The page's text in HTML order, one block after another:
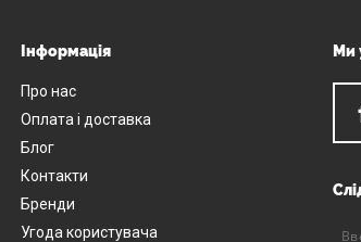
Інформація
Про нас
Оплата і доставка
Блог
Контакти
Бренди
Угода користувача
Ми